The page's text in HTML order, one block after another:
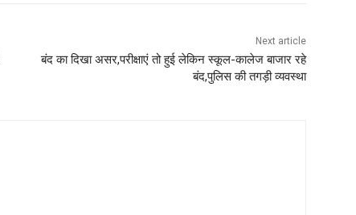
Next article
बंद का दिखा असर,परीक्षाएं तो हुई लेकिन स्कूल-कालेज बाजार रहे
बंद,पुलिस की तगड़ी व्यवस्था